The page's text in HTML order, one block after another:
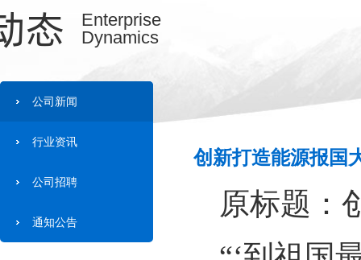
态
Enterprise
Dynamics
公司新闻
行业资讯
公司招聘
通知公告
创新打造能源报国
原标题：